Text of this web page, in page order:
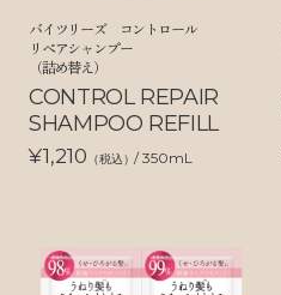
バイツリーズ コントロール
リペアシャンプー
（詰め替え）
CONTROL REPAIR
SHAMPOO REFILL
¥1,210 （税込）/ 350mL